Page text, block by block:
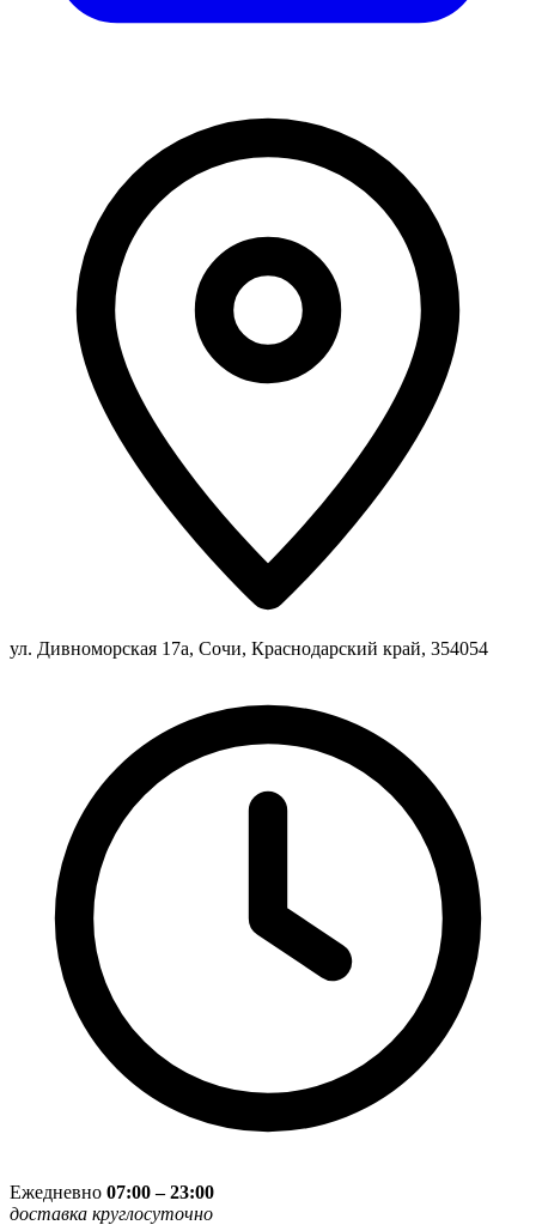
ул. Дивноморская 17а, Сочи, Краснодарский край, 354054
Ежедневно 07:00 – 23:00
доставка круглосуточно